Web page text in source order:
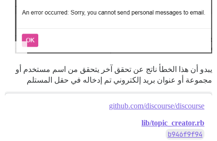
يبدو أن هذا الخطأ ناتج عن تحقق آخر يتحقق من اسم مستخدم أو
مجموعة أو عنوان بريد إلكتروني تم إدخاله في حقل المستلم
github.com/discourse/discourse
lib/topic_creator.rb
b946f9f94